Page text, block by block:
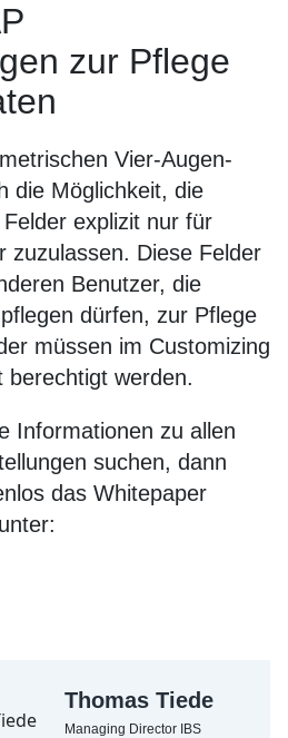
zur Pflege
Vier-Augen-
die Möglichkeit, die
explizit nur für
zuzulassen. Diese Felder
Benutzer, die
dürfen, zur Pflege
müssen im Customizing
berechtigt werden.
Informationen zu allen
suchen, dann
das Whitepaper
Thomas Tiede
Managing Director IBS